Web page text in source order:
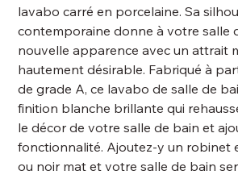
lavabo carré en porcelaine. Sa
contemporaine donne à votre salle
nouvelle apparence avec un attrait
hautement désirable. Fabriqué à
de grade A, ce lavabo de salle de
finition blanche brillante qui
le décor de votre salle de bain et
fonctionnalité. Ajoutez-y un robinet
ou noir mat et votre salle de bain